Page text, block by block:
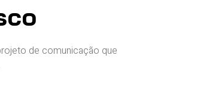
de comunicação que